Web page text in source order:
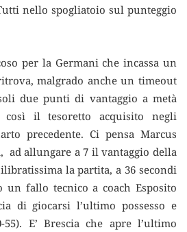
nello spogliatoio sul punteggio
per la Germani che incassa un
malgrado anche un timeout
due punti di vantaggio a metà
così il tesoretto acquisito negli
precedente. Ci pensa Marcus
ad allungare a 7 il vantaggio della
la partita, a 36 secondi
un fallo tecnico a coach Esposito
di giocarsi l’ultimo possesso e
E’ Brescia che apre l’ultimo